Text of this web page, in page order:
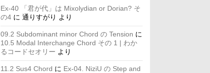
Ex-40 「君が代」は Mixolydian or Dorian? そ
の4 に 通りすがり より
09.2 Subdominant minor Chord の Tension に
10.5 Modal Interchange Chord その 1 | わか
るコードセオリー より
11.2 Sus4 Chord に Ex-04. NiziU の Step and